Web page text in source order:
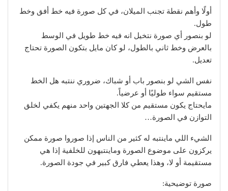
أولًا وأهم نقطة تجنب الميلان، في كل صورة فيه خط أفق وخط
طول.
لو بنصور أي صورة نتخيل انه فيه خط طويل في الوسط
بالعرض وخط ثاني بالطول، لو كان مايل بتكون الصورة تحتاج
تعديل.
نفس الشي لو بنصور باب أو شباك، ضروري ننتبه هل الخط
مستقيم سواء طوليًا أو عرضياً.
مايحتاج يكون مستقيم من كلا الجهتين واحد منهم يكفي لخلق
التوازن في الصورة…
الشيء اللي ماينتبه له كثير من الناس إذا صوروا صورة ممكن
يركزون على موضوع الصورة وماينتبهون للخلفية إذا هي
مستقيمة أو لا، وهذا يعطي فارق كبير في جودة الصورة.
صورة توضيحية: